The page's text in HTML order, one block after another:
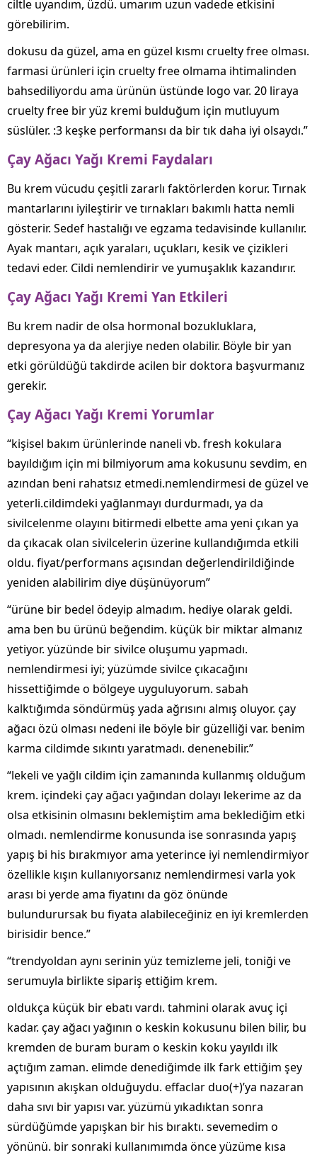
ciltle uyandım, üzdü. umarım uzun vadede etkisini
görebilirim.
dokusu da güzel, ama en güzel kısmı cruelty free olması.
farmasi ürünleri için cruelty free olmama ihtimalinden
bahsediliyordu ama ürünün üstünde logo var. 20 liraya
cruelty free bir yüz kremi bulduğum için mutluyum
süslüler. :3 keşke performansı da bir tık daha iyi olsaydı.”
Çay Ağacı Yağı Kremi Faydaları
Bu krem vücudu çeşitli zararlı faktörlerden korur. Tırnak
mantarlarını iyileştirir ve tırnakları bakımlı hatta nemli
gösterir. Sedef hastalığı ve egzama tedavisinde kullanılır.
Ayak mantarı, açık yaraları, uçukları, kesik ve çizikleri
tedavi eder. Cildi nemlendirir ve yumuşaklık kazandırır.
Çay Ağacı Yağı Kremi Yan Etkileri
Bu krem nadir de olsa hormonal bozukluklara,
depresyona ya da alerjiye neden olabilir. Böyle bir yan
etki görüldüğü takdirde acilen bir doktora başvurmanız
gerekir.
Çay Ağacı Yağı Kremi Yorumlar
“kişisel bakım ürünlerinde naneli vb. fresh kokulara
bayıldığım için mi bilmiyorum ama kokusunu sevdim, en
azından beni rahatsız etmedi.nemlendirmesi de güzel ve
yeterli.cildimdeki yağlanmayı durdurmadı, ya da
sivilcelenme olayını bitirmedi elbette ama yeni çıkan ya
da çıkacak olan sivilcelerin üzerine kullandığımda etkili
oldu. fiyat/performans açısından değerlendirildiğinde
yeniden alabilirim diye düşünüyorum”
“ürüne bir bedel ödeyip almadım. hediye olarak geldi.
ama ben bu ürünü beğendim. küçük bir miktar almanız
yetiyor. yüzünde bir sivilce oluşumu yapmadı.
nemlendirmesi iyi; yüzümde sivilce çıkacağını
hissettiğimde o bölgeye uyguluyorum. sabah
kalktığımda söndürmüş yada ağrısını almış oluyor. çay
ağacı özü olması nedeni ile böyle bir güzelliği var. benim
karma cildimde sıkıntı yaratmadı. denenebilir.”
“lekeli ve yağlı cildim için zamanında kullanmış olduğum
krem. i̇çindeki çay ağacı yağından dolayı lekerime az da
olsa etkisinin olmasını beklemiştim ama beklediğim etki
olmadı. nemlendirme konusunda ise sonrasında yapış
yapış bi his bırakmıyor ama yeterince iyi nemlendirmiyor
özellikle kışın kullanıyorsanız nemlendirmesi varla yok
arası bi yerde ama fiyatını da göz önünde
bulundurursak bu fiyata alabileceğiniz en iyi kremlerden
birisidir bence.”
“trendyoldan aynı serinin yüz temizleme jeli, toniği ve
serumuyla birlikte sipariş ettiğim krem.
oldukça küçük bir ebatı vardı. tahmini olarak avuç içi
kadar. çay ağacı yağının o keskin kokusunu bilen bilir, bu
kremden de buram buram o keskin koku yayıldı ilk
açtığım zaman. elimde denediğimde ilk fark ettiğim şey
yapısının akışkan olduğuydu. effaclar duo(+)’ya nazaran
daha sıvı bir yapısı var. yüzümü yıkadıktan sonra
sürdüğümde yapışkan bir his bıraktı. sevemedim o
yönünü. bir sonraki kullanımımda önce yüzüme kısa